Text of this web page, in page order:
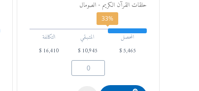
حلقات القرآن الكريم - الصومال
33%
المحصل
5,465
$
المتـبـقي
10,945
$
التكلفة
16,410
$